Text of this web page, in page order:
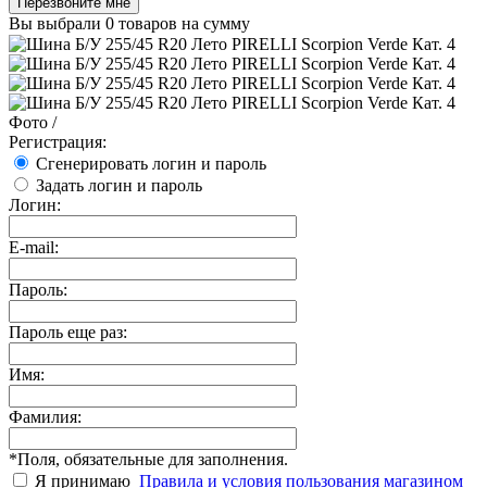
Вы выбрали 0 товаров на сумму
Фото /
Регистрация:
Сгенерировать логин и пароль
Задать логин и пароль
Логин:
E-mail:
Пароль:
Пароль еще раз:
Имя:
Фамилия:
*Поля, обязательные для заполнения.
Я принимаю Правила и условия пользования магазином